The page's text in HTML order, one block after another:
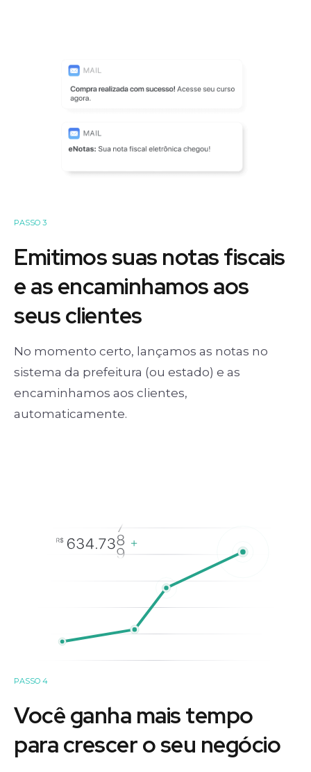
PASSO 3
Emitimos suas notas fiscais
e as encaminhamos aos
seus clientes
No momento certo, lançamos as notas no
sistema da prefeitura (ou estado) e as
encaminhamos aos clientes,
automaticamente.
PASSO 4
Você ganha mais tempo
para crescer o seu negócio